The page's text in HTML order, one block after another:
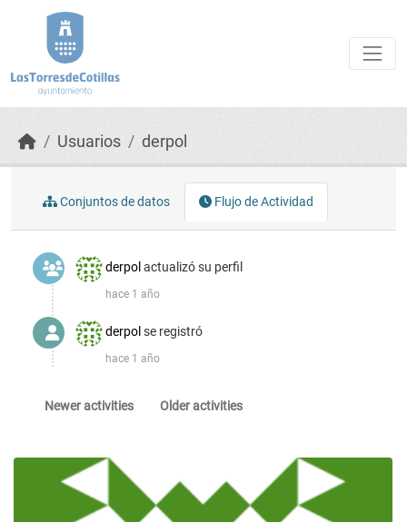
Usuarios derpol
Conjuntos de datos Flujo de Actividad
derpol actualizó su perfil
hace 1 año
derpol se registró
hace 1 año
Newer activities Older activities